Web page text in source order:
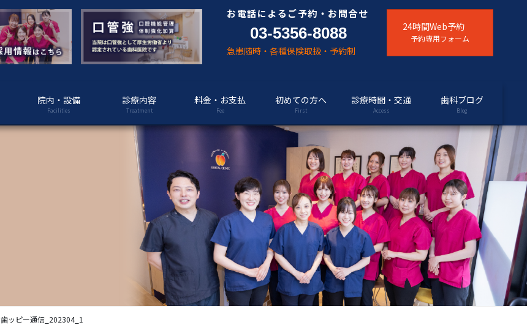
お電話によるご予約・お問合せ
03-5356-8088
急患随時・各種保険取扱・予約制
24時間Web予約
予約専用フォーム
院内・設備
Facilities
診療内容
Treatment
料金・お支払
Fee
初めての方へ
First
診療時間・交通
Access
歯科ブログ
Blog
歯ッピー通信_202304_1